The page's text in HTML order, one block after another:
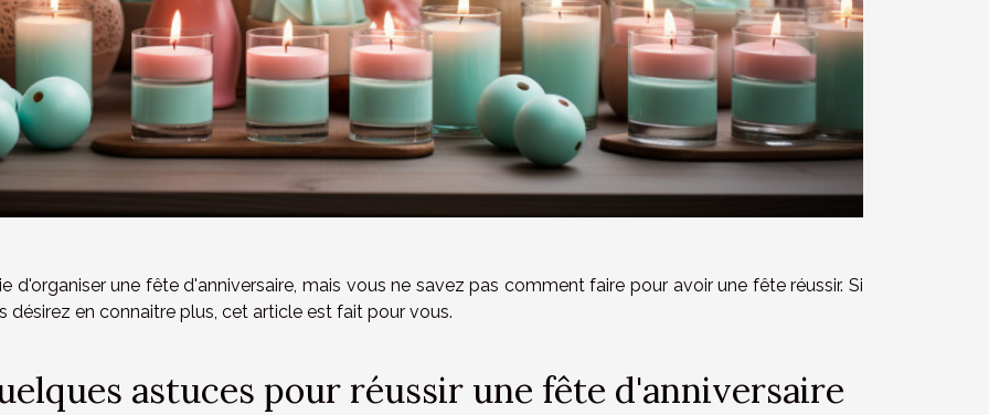
d'organiser une fête d'anniversaire, mais vous ne savez pas comment faire pour avoir une fête réussir. Si
désirez en connaitre plus, cet article est fait pour vous.
astuces pour réussir une fête d'anniversaire